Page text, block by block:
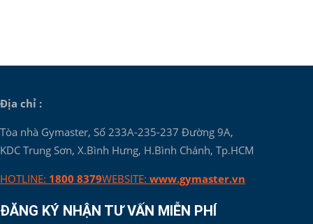
Địa chỉ :
Tòa nhà Gymaster, Số 233A-235-237 Đường 9A,
KDC Trung Sơn, X.Bình Hưng, H.Bình Chánh, Tp.HCM
HOTLINE: 1800 8379WEBSITE: www.gymaster.vn
ĐĂNG KÝ NHẬN TƯ VẤN MIỄN PHÍ